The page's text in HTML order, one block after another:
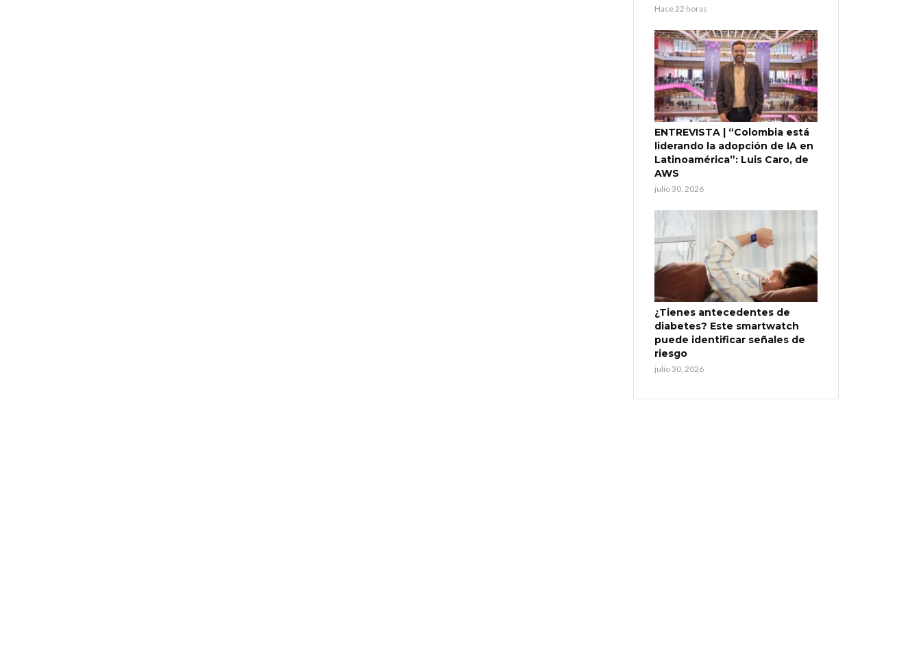
Hace 22 horas
ENTREVISTA | “Colombia está
liderando la adopción de IA en
Latinoamérica”: Luis Caro, de
AWS
julio 30, 2026
¿Tienes antecedentes de
diabetes? Este smartwatch
puede identificar señales de
riesgo
julio 30, 2026